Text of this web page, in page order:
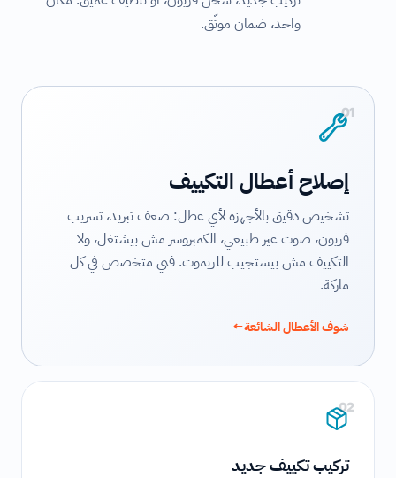
واحد، ضمان موثّق.
01
إصلاح أعطال التكييف
تشخيص دقيق بالأجهزة لأي عطل: ضعف تبريد، تسريب
فريون، صوت غير طبيعي، الكمبروسر مش بيشتغل، ولا
التكييف مش بيستجيب للريموت. فني متخصص في كل
ماركة.
شوف الأعطال الشائعة←
02
تركيب تكييف جديد